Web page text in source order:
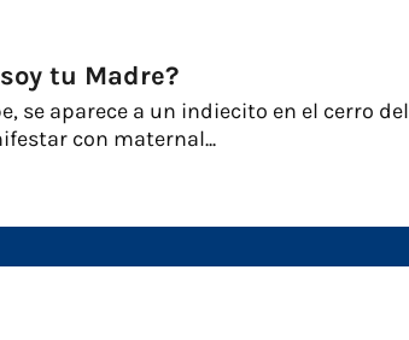
tu Madre?
se aparece a un indiecito en el cerro del
con maternal...